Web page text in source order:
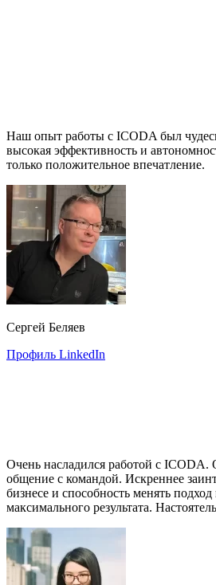
Наш опыт работы с ICODA был
высокая эффективность и
только положительное впечатление.
Сергей Беляев
Профиль LinkedIn
Очень насладился работой с ICODA.
общение с командой. Искреннее
бизнесе и способность менять
максимального результата.